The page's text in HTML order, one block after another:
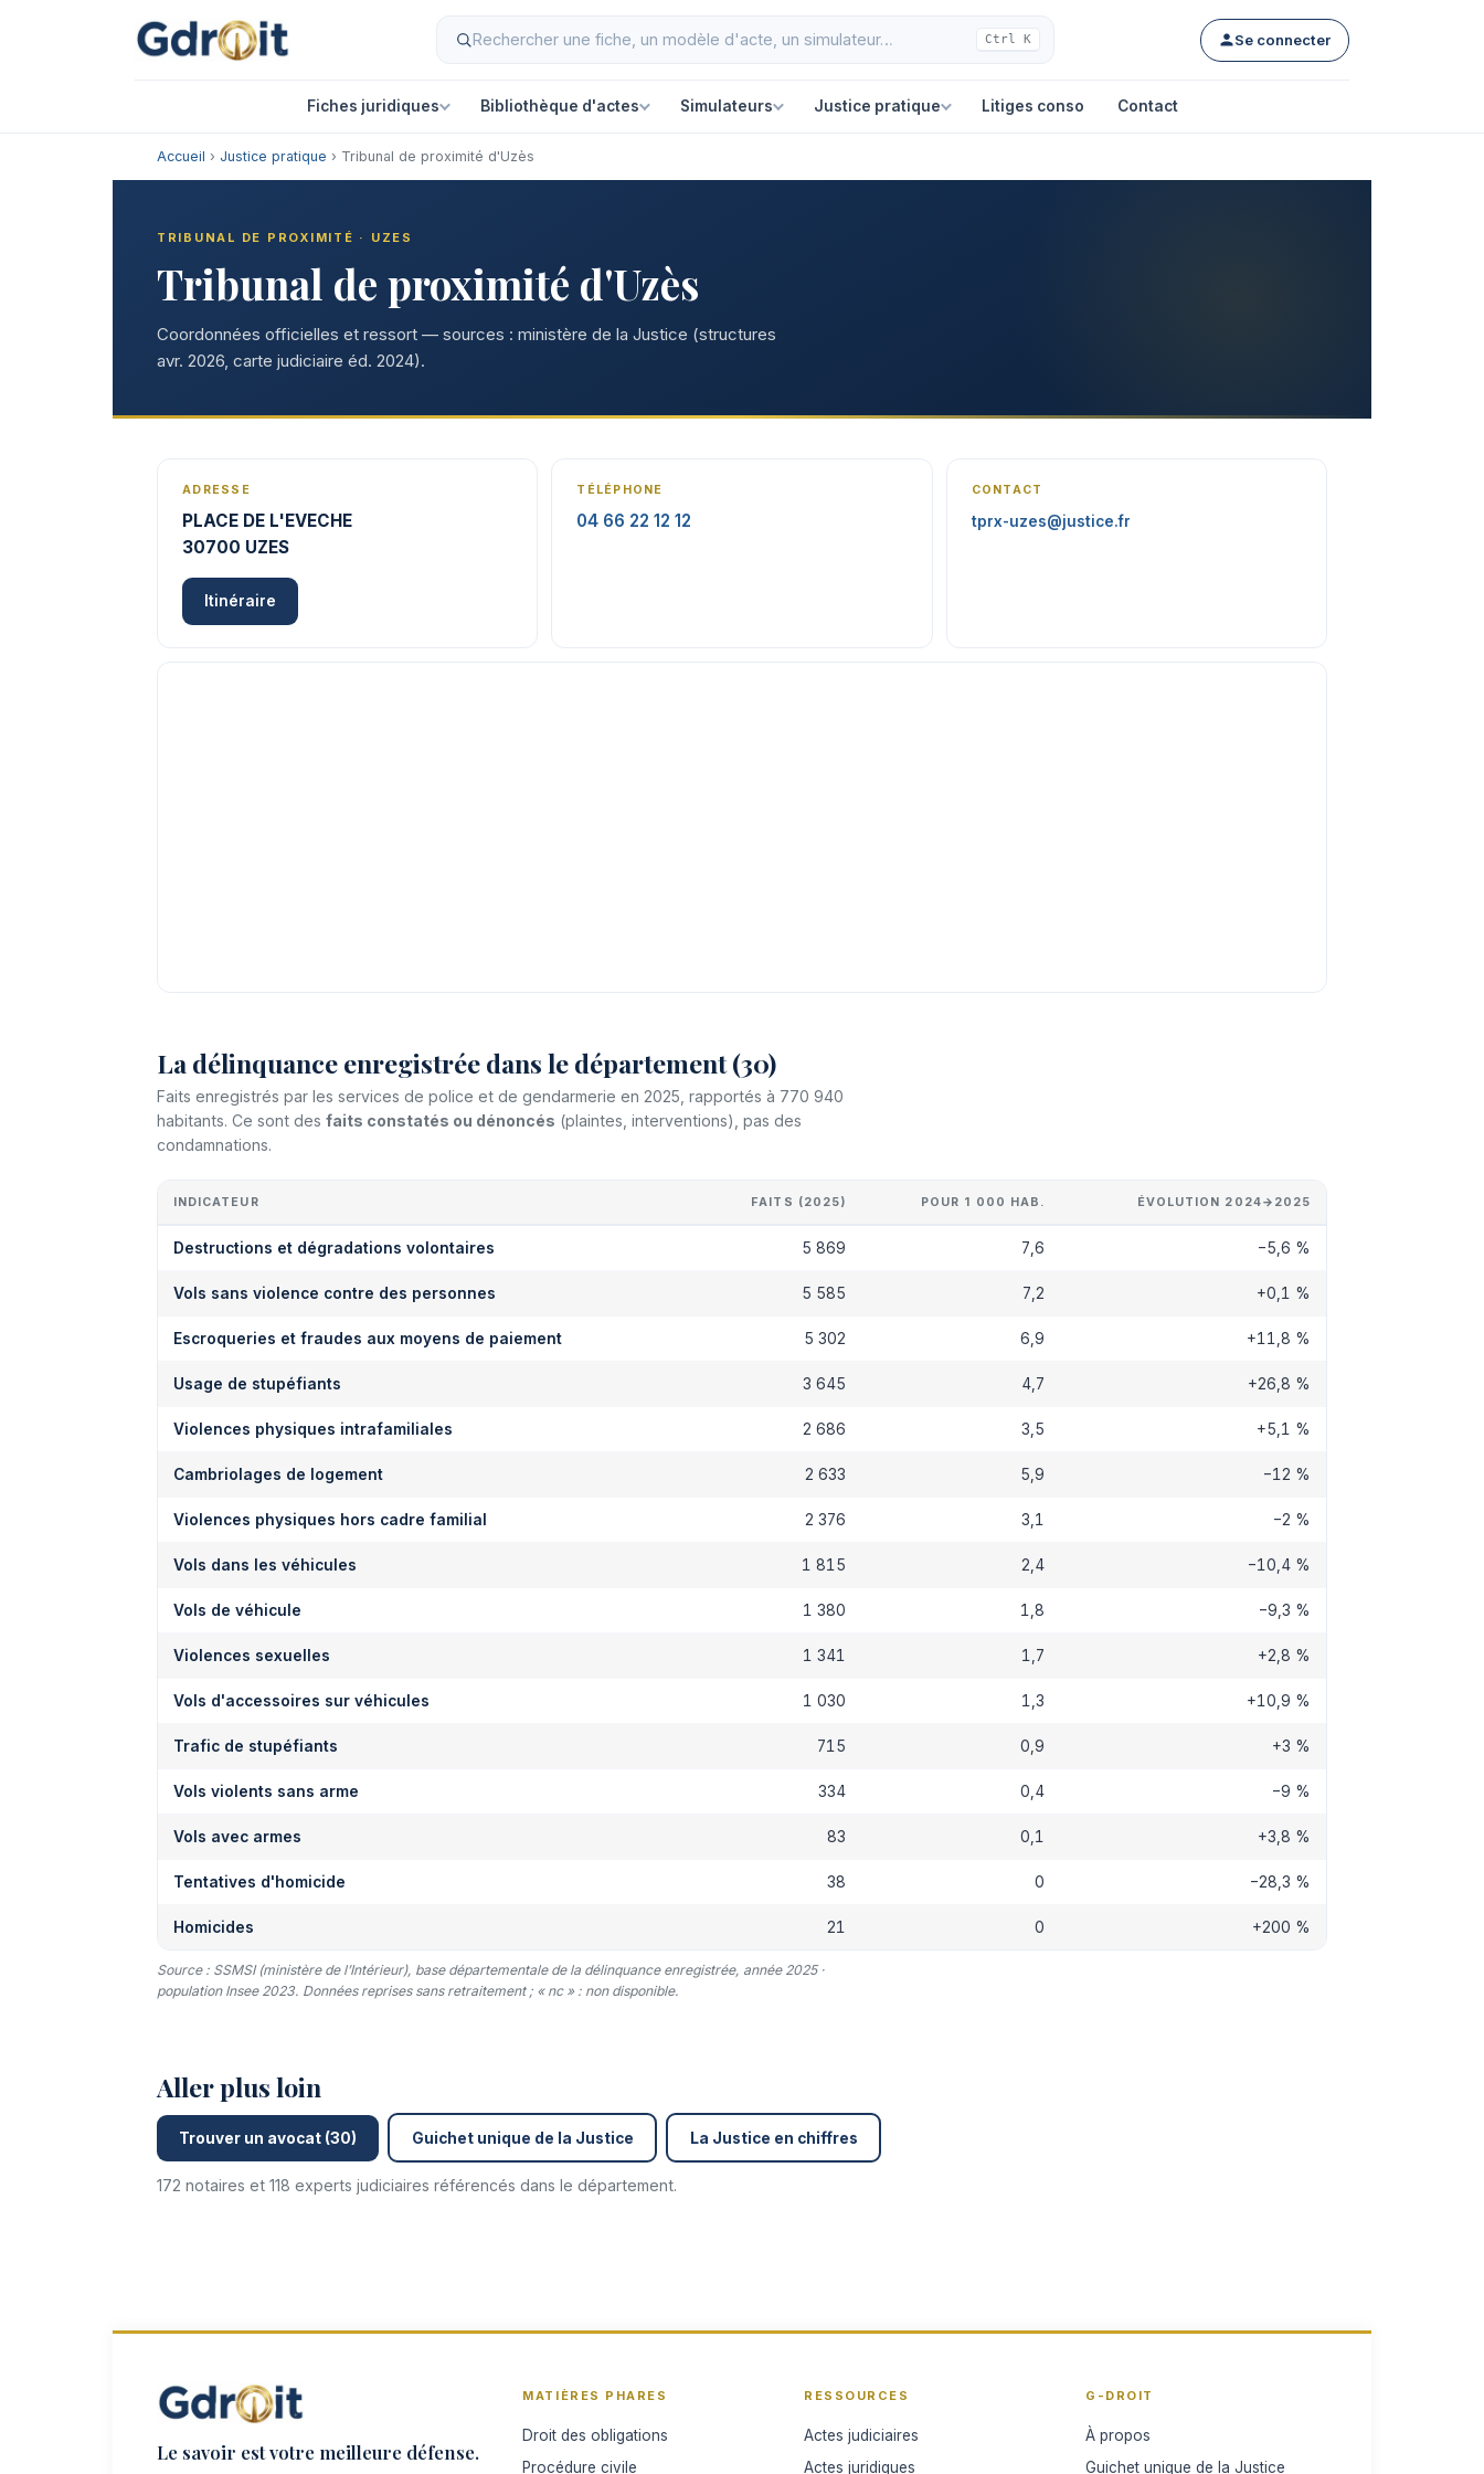
Ctrl K Se connecter
Fiches juridiques Bibliothèque d'actes Simulateurs Justice pratique Litiges conso Contact
Accueil › Justice pratique › Tribunal de proximité d'Uzès
TRIBUNAL DE PROXIMITÉ · UZES
Tribunal de proximité d'Uzès
Coordonnées officielles et ressort — sources : ministère de la Justice (structures
avr. 2026, carte judiciaire éd. 2024).
ADRESSE
PLACE DE L'EVECHE
30700 UZES
Itinéraire
TÉLÉPHONE
04 66 22 12 12
CONTACT
tprx-uzes@justice.fr
La délinquance enregistrée dans le département (30)
Faits enregistrés par les services de police et de gendarmerie en 2025, rapportés à 770 940
habitants. Ce sont des faits constatés ou dénoncés (plaintes, interventions), pas des
condamnations.
INDICATEUR FAITS (2025) POUR 1 000 HAB. ÉVOLUTION 2024→2025
Destructions et dégradations volontaires 5 869 7,6 −5,6 %
Vols sans violence contre des personnes 5 585 7,2 +0,1 %
Escroqueries et fraudes aux moyens de paiement 5 302 6,9 +11,8 %
Usage de stupéfiants 3 645 4,7 +26,8 %
Violences physiques intrafamiliales 2 686 3,5 +5,1 %
Cambriolages de logement 2 633 5,9 −12 %
Violences physiques hors cadre familial 2 376 3,1 −2 %
Vols dans les véhicules 1 815 2,4 −10,4 %
Vols de véhicule 1 380 1,8 −9,3 %
Violences sexuelles 1 341 1,7 +2,8 %
Vols d'accessoires sur véhicules 1 030 1,3 +10,9 %
Trafic de stupéfiants 715 0,9 +3 %
Vols violents sans arme 334 0,4 −9 %
Vols avec armes 83 0,1 +3,8 %
Tentatives d'homicide 38 0 −28,3 %
Homicides 21 0 +200 %
Source : SSMSI (ministère de l’Intérieur), base départementale de la délinquance enregistrée, année 2025 ·
population Insee 2023. Données reprises sans retraitement ; « nc » : non disponible.
Aller plus loin
Trouver un avocat (30) Guichet unique de la Justice La Justice en chiffres
172 notaires et 118 experts judiciaires référencés dans le département.
Le savoir est votre meilleure défense.
MATIÈRES PHARES
Droit des obligations
Procédure civile
RESSOURCES
Actes judiciaires
Actes juridiques
G-DROIT
À propos
Guichet unique de la Justice